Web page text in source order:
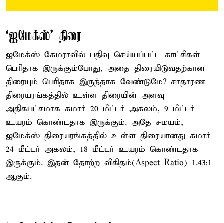
‘ஐமேக்ஸ்’ திரை
ஐமேக்ஸ் கேமராவில் பதிவு செய்யப்பட்ட காட்சிகள்
பெரிதாக இருக்கும்போது, அதை திரையிடுவதற்கான
திரையும் பெரிதாக இருந்தாக வேண்டுமே? சாதாரண
திரையரங்கத்தில் உள்ள திரையின் அளவு
அதிகபட்சமாக சுமார் 20 மீட்டர் அகலம், 9 மீட்டர்
உயரம் கொண்டதாக இருக்கும். அதே சமயம்,
ஐமேக்ஸ் திரையரங்கத்தில் உள்ள திரையானது சுமார்
24 மீட்டர் அகலம், 18 மீட்டர் உயரம் கொண்டதாக
இருக்கும். இதன் தோற்ற விகிதம்(Aspect Ratio) 1.43:1
ஆகும்.